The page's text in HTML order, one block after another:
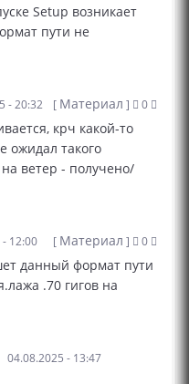
Setup возникает
пути не
- 20:32 [ Материал ] 0
крч какой-то
ожидал такого
ветер - получено/
12:00 [ Материал ] 0
данный формат пути
.70 гигов на
04.08.2025 - 13:47